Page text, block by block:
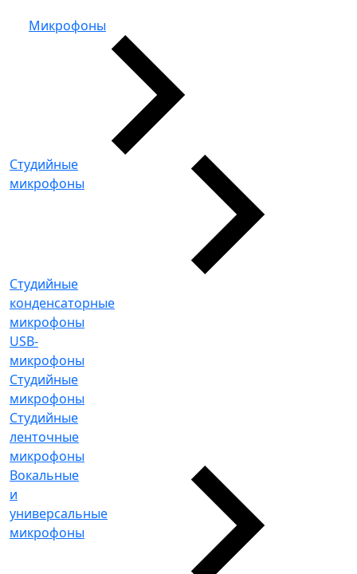
Микрофоны
Студийные
микрофоны
Студийные
конденсаторные
микрофоны
USB-
микрофоны
Студийные
микрофоны
Студийные
ленточные
микрофоны
Вокальные
и
универсальные
микрофоны